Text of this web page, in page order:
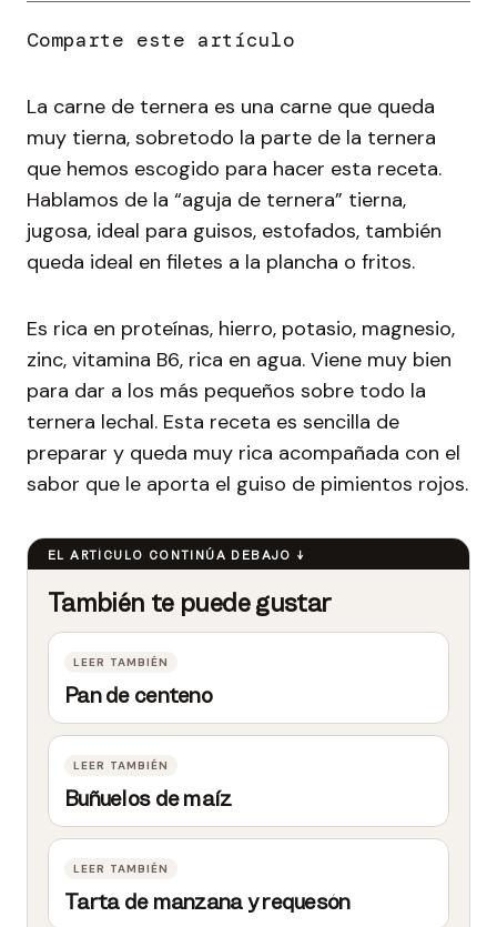
La carne de ternera es una carne que queda
muy tierna, sobretodo la parte de la ternera
que hemos escogido para hacer esta receta.
Hablamos de la “aguja de ternera” tierna,
jugosa, ideal para guisos, estofados, también
queda ideal en filetes a la plancha o fritos.
Es rica en proteínas, hierro, potasio, magnesio,
zinc, vitamina B6, rica en agua. Viene muy bien
para dar a los más pequeños sobre todo la
ternera lechal. Esta receta es sencilla de
preparar y queda muy rica acompañada con el
sabor que le aporta el guiso de pimientos rojos.
Pan de centeno
Buñuelos de maíz
Tarta de manzana y requesón